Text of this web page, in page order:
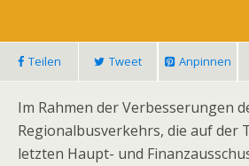
Teilen Tweet Anpinnen
Im Rahmen der Verbesserungen
Regionalbusverkehrs, die auf der
letzten Haupt- und